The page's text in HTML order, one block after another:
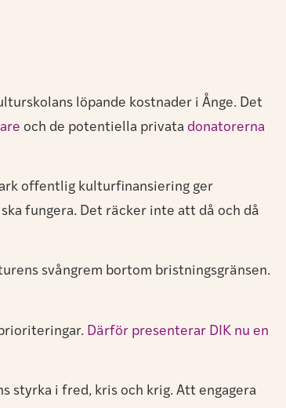
löpande kostnader i Ånge. Det
och de potentiella privata donatorerna
offentlig kulturfinansiering ger
fungera. Det räcker inte att då och då
svångrem bortom bristningsgränsen.
Därför presenterar DIK nu en
styrka i fred, kris och krig. Att engagera